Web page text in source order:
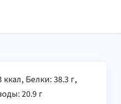
Белки: 38.3 г,
20.9 г